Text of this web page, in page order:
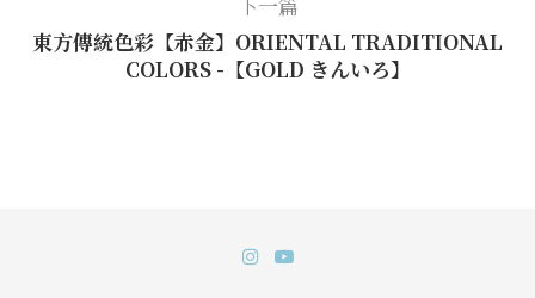
東方傳統色彩【赤金】ORIENTAL TRADITIONAL
COLORS -【GOLD きんいろ】